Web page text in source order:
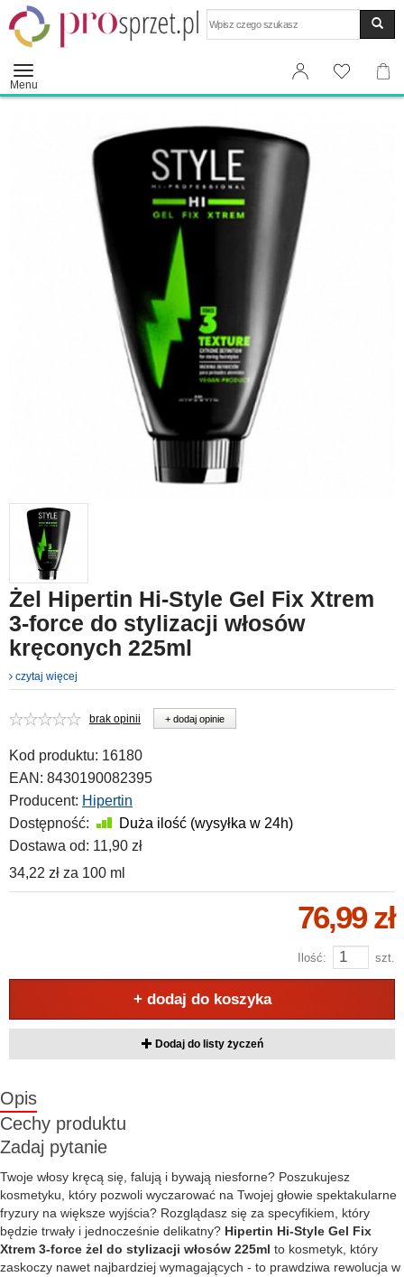
Menu
Żel Hipertin Hi-Style Gel Fix Xtrem
3-force do stylizacji włosów
kręconych 225ml
czytaj więcej
brak opinii + dodaj opinie
Kod produktu: 16180
EAN: 8430190082395
Producent: Hipertin
Dostępność:
Duża ilość (wysyłka w 24h)
Dostawa od: 11,90 zł
34,22 zł za 100 ml
76,99 zł
Ilość: szt.
+ dodaj do koszyka
Dodaj do listy życzeń
Opis
Cechy produktu
Zadaj pytanie
Twoje włosy kręcą się, falują i bywają niesforne? Poszukujesz
kosmetyku, który pozwoli wyczarować na Twojej głowie spektakularne
fryzury na większe wyjścia? Rozglądasz się za specyfikiem, który
będzie trwały i jednocześnie delikatny? Hipertin Hi-Style Gel Fix
Xtrem 3-force żel do stylizacji włosów 225ml to kosmetyk, który
zaskoczy nawet najbardziej wymagających - to prawdziwa rewolucja w